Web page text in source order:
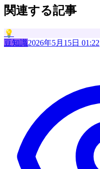
関連する記事
💡
豆知識2026年5月15日 01:22